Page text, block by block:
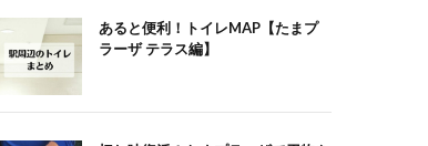
あると便利！トイレMAP【たまプ
ラーザ テラス編】